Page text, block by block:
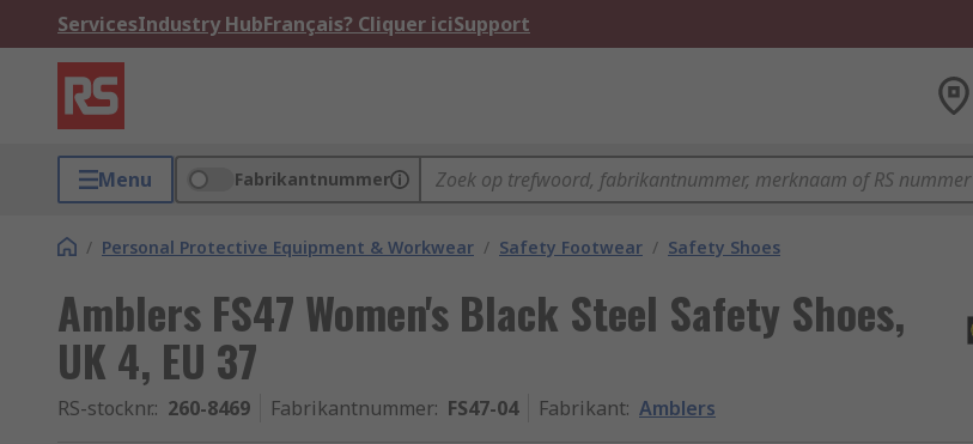
ServicesIndustry HubFrançais? Cliquer iciSupport
Menu Fabrikantnummer
/ Personal Protective Equipment & Workwear / Safety Footwear / Safety Shoes
Amblers FS47 Women's Black Steel Safety Shoes,
UK 4, EU 37
RS-stocknr.: 260-8469 Fabrikantnummer: FS47-04 Fabrikant: Amblers